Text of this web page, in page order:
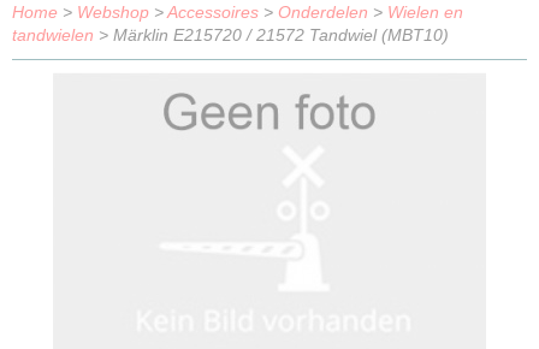
Home > Webshop >Accessoires > Onderdelen > Wielen en
tandwielen > Märklin E215720 / 21572 Tandwiel (MBT10)